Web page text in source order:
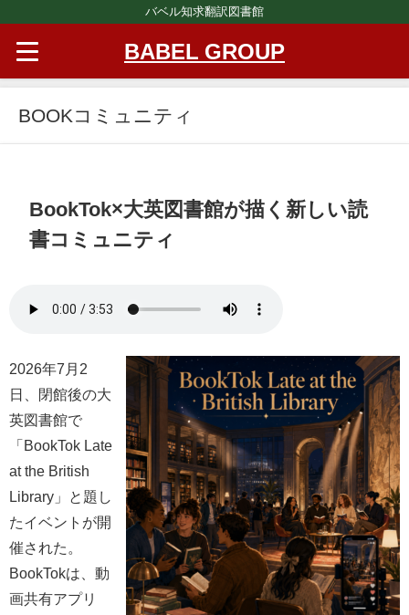
バベル知求翻訳図書館
BABEL GROUP
BOOKコミュニティ
BookTok×大英図書館が描く新しい読
書コミュニティ
2026年7月2
日、閉館後の大
英図書館で
「BookTok Late
at the British
Library」と題し
たイベントが開
催された。
BookTokは、動
画共有アプリ